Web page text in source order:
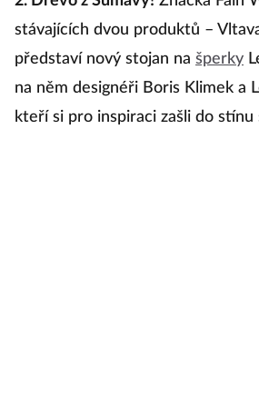
stávajících dvou produktů –
představí nový stojan na šperky
na něm designéři Boris Klimek a
kteří si pro inspiraci zašli do stínu